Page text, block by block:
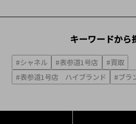
キーワードから
#シャネル #表参道1号店
#買取
#表参道1号店 ハイブランド
#ブラ